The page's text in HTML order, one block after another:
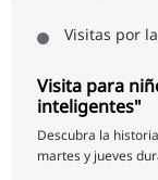
Visitas por
Visita para
inteligentes"
Descubra la
martes y jueves